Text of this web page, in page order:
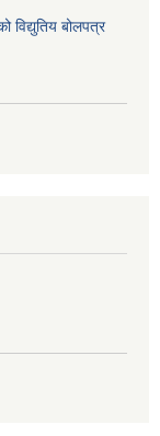
विद्युतिय बोलपत्र